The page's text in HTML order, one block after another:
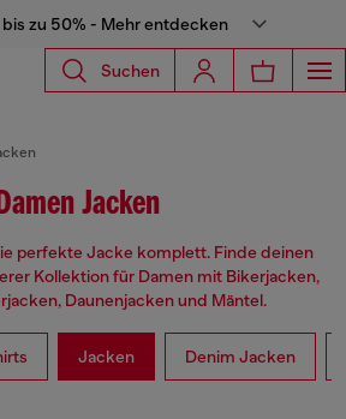
zu 50% - Mehr entdecken
Suchen
Jacken
perfekte Jacke komplett. Finde deinen
Kollektion für Damen mit Bikerjacken,
Daunenjacken und Mäntel.
Jacken Denim Jacken